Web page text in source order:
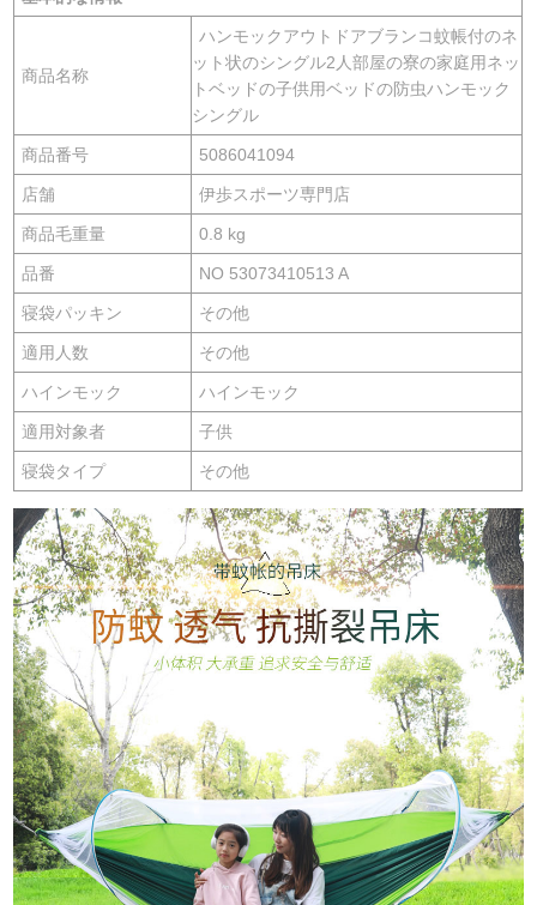
商品名称
ハンモックアウトドアブランコ蚊帳付のネ
ット状のシングル2人部屋の寮の家庭用ネッ
トベッドの子供用ベッドの防虫ハンモック
シングル
商品番号 5086041094
店舗 伊歩スポーツ専門店
商品毛重量 0.8 kg
品番 NO 53073410513 A
寝袋パッキン その他
適用人数 その他
ハインモック ハインモック
適用対象者 子供
寝袋タイプ その他